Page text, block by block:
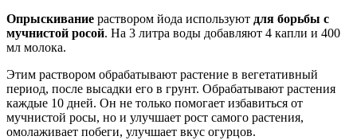
Опрыскивание раствором йода используют для борьбы с
мучнистой росой. На 3 литра воды добавляют 4 капли и 400
мл молока.
Этим раствором обрабатывают растение в вегетативный
период, после высадки его в грунт. Обрабатывают растения
каждые 10 дней. Он не только помогает избавиться от
мучнистой росы, но и улучшает рост самого растения,
омолаживает побеги, улучшает вкус огурцов.